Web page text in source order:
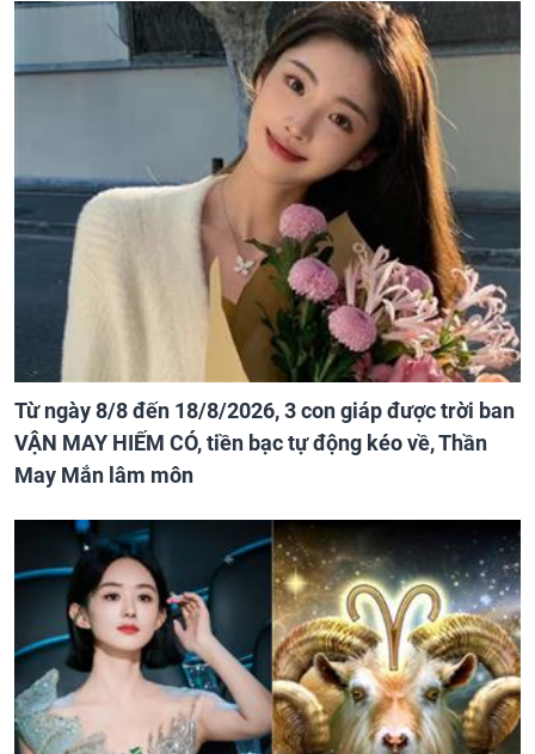
Từ ngày 8/8 đến 18/8/2026, 3 con giáp được trời ban
VẬN MAY HIẾM CÓ, tiền bạc tự động kéo về, Thần
May Mắn lâm môn